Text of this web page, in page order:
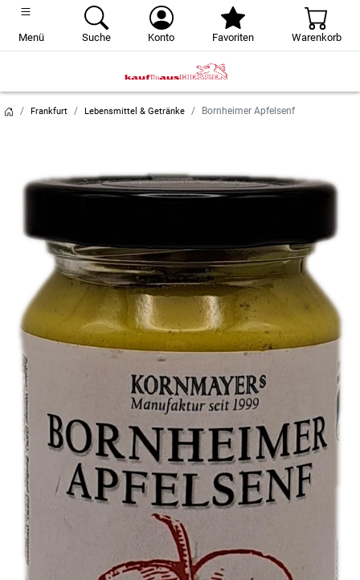
Menü Suche Konto Favoriten Warenkorb
Frankfurt Lebensmittel & Getränke Bornheimer Apfelsenf